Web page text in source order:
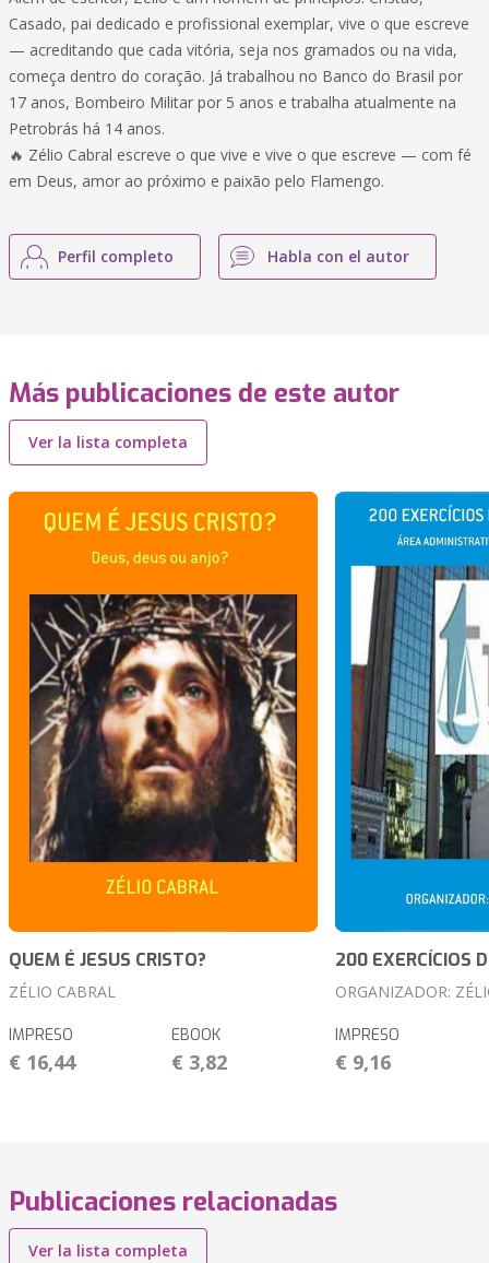
Casado, pai dedicado e profissional exemplar, vive o que escreve
— acreditando que cada vitória, seja nos gramados ou na vida,
começa dentro do coração. Já trabalhou no Banco do Brasil por
17 anos, Bombeiro Militar por 5 anos e trabalha atualmente na
Petrobrás há 14 anos.
🔥 Zélio Cabral escreve o que vive e vive o que escreve — com fé
em Deus, amor ao próximo e paixão pelo Flamengo.
Perfil completo Habla con el autor
Más publicaciones de este autor
Ver la lista completa
QUEM É JESUS CRISTO?
ZÉLIO CABRAL
IMPRESO
€ 16,44
EBOOK
€ 3,82
200 EXERCÍCIOS
ORGANIZADOR:
IMPRESO
€ 9,16
Publicaciones relacionadas
Ver la lista completa